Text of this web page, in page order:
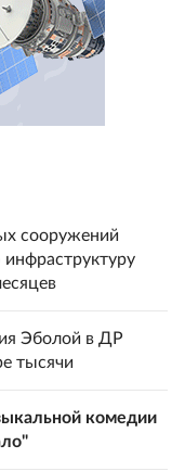
сооружений
Эболой в ДР
тысячи
комедии